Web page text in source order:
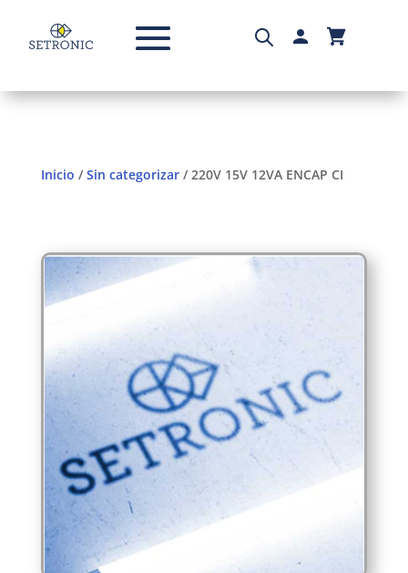
Inicio /Sin categorizar/ 220V 15V 12VA ENCAP CI